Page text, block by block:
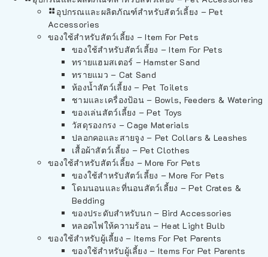
อุปกรณและผลิตภัณฑ์สำหรับสัตว์เลี้ยง – Pet
Accessories
ของใช้สำหรับสัตว์เลี้ยง – Item For Pets
ของใช้สำหรับสัตว์เลี้ยง – Item For Pets
ทรายแฮมสเตอร์ – Hamster Sand
ทรายแมว – Cat Sand
ห้องน้ำสัตว์เลี้ยง – Pet Toilets
ชามและเครื่องป้อน – Bowls, Feeders & Watering
ของเล่นสัตว์เลี้ยง – Pet Toys
วัสดุรองกรง – Cage Materials
ปลอกคอและสายจูง – Pet Collars & Leashes
เสื้อผ้าสัตว์เลี้ยง – Pet Clothes
ของใช้สำหรับสัตว์เลี้ยง – More For Pets
ของใช้สำหรับสัตว์เลี้ยง – More For Pets
โดมนอนและที่นอนสัตว์เลี้ยง – Pet Crates &
Bedding
ของประดับสำหรับนก – Bird Accessories
หลอดไฟให้ความร้อน – Heat Light Bulb
ของใช้สำหรับผู้เลี้ยง – Items For Pet Parents
ของใช้สำหรับผู้เลี้ยง – Items For Pet Parents